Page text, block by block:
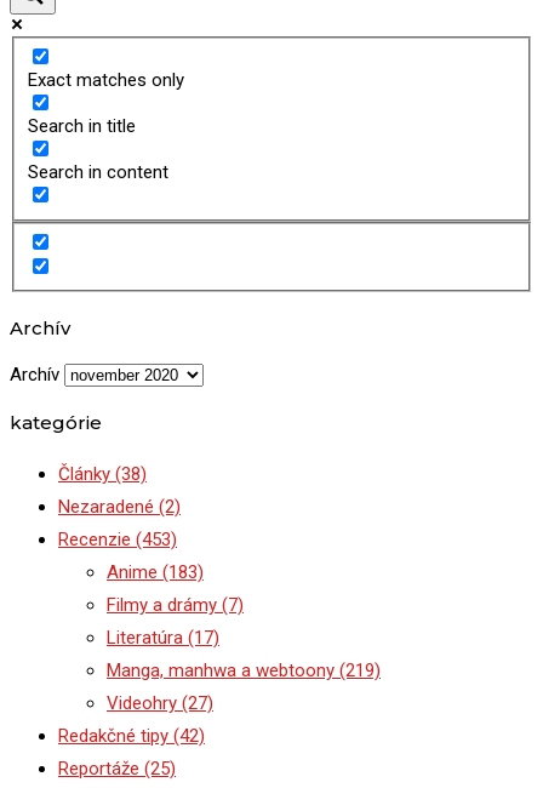
Exact matches only
Search in title
Search in content
Archív
Archív
kategórie
Články (38)
Nezaradené (2)
Recenzie (453)
Anime (183)
Filmy a drámy (7)
Literatúra (17)
Manga, manhwa a webtoony (219)
Videohry (27)
Redakčné tipy (42)
Reportáže (25)